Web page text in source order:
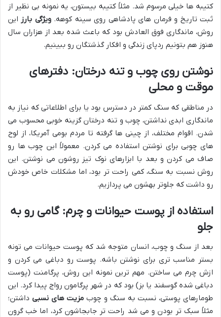
کتیبه ها خیلی مرسوم شد. مثلاً کتیبه بیستون، یه نمونه بی نظیر از
ثبت تاریخ و فرمان های پادشاهی روی سینه کوهه.ویژگی بارز این
روش، ماندگاری فوق العادش بود که باعث شده بعد از هزاران سال
هنوز هم بتونیم ردپای زندگی و افکار گذشتگان رو ببینیم.
نوشتن روی چوب و تنه درختان: دفترهای
موقت و محلی
در مناطقی که سنگ کمتر در دسترس بود یا برای اطلاعاتی که نیاز به
ماندگاری ابدی نداشتن، چوب و تنه درختان گزینه خوبی محسوب می
شدن. اقوام مختلف، از چینی ها گرفته تا مردم بومی آمریکا، از لوح
های چوبی برای نوشتن استفاده می کردن. معمولاً این چوب ها رو
صاف می کردن و بعد با ابزارهای نوک تیز روشون می نوشتن. این
روش نسبت به سنگ، کمی راحت تر بود، اما مشکلات خاص خودش
رو داشت که جلوتر بهشون می پردازیم.
استفاده از پوست حیوانات و چرم: گامی رو به
جلو
بعد از سنگ و چوب، انسان متوجه شد که پوست حیوانات می تونه
بستر مناسب تری برای نوشتن باشه. پوست رو دباغی می کردن و
ازش چرم می ساختن. مهم ترین نمونه این روش، پرگامنت (پوست
دباغی شده گوسفند یا بز) بود که در شهر پرگامون رواج پیدا کرد. این
طومارهای پوستی، نسبت به سنگ و چوب مزیت های نسبیداشتن؛
مثلاً سبک تر بودن و می شد راحت تر جابجاشون کرد، اما خب گرون